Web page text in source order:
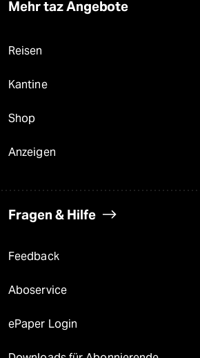
Mehr taz Angebote
Reisen
Kantine
Shop
Anzeigen
Fragen & Hilfe
Feedback
Aboservice
ePaper Login